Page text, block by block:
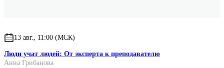
13 авг., 11:00 (МСК)
Люди учат людей: От эксперта к преподавателю
Анна Грибанова